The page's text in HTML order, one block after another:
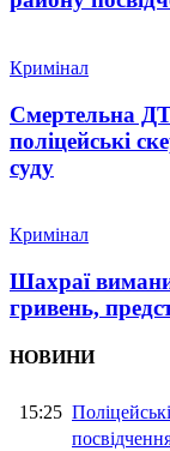
Кримінал
Смертельна
поліцейські
суду
Кримінал
Шахраї
гривень,
НОВИНИ
15:25